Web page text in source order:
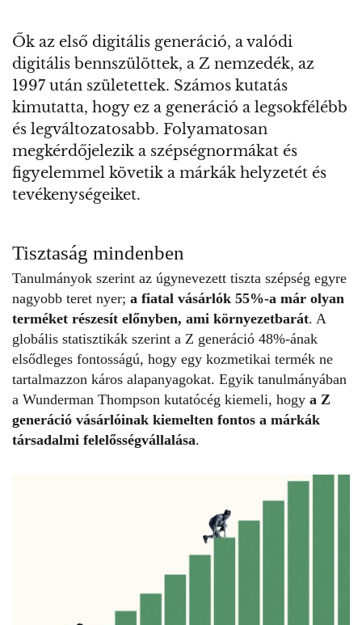
Ők az első digitális generáció, a valódi
digitális bennszülöttek, a Z nemzedék, az
1997 után születettek. Számos kutatás
kimutatta, hogy ez a generáció a legsokfélébb
és legváltozatosabb. Folyamatosan
megkérdőjelezik a szépségnormákat és
figyelemmel követik a márkák helyzetét és
tevékenységeiket.
Tisztaság mindenben
Tanulmányok szerint az úgynevezett tiszta szépség egyre
nagyobb teret nyer; a fiatal vásárlók 55%-a már olyan
terméket részesít előnyben, ami környezetbarát. A
globális statisztikák szerint a Z generáció 48%-ának
elsődleges fontosságú, hogy egy kozmetikai termék ne
tartalmazzon káros alapanyagokat. Egyik tanulmányában
a Wunderman Thompson kutatócég kiemeli, hogy a Z
generáció vásárlóinak kiemelten fontos a márkák
társadalmi felelősségvállalása.